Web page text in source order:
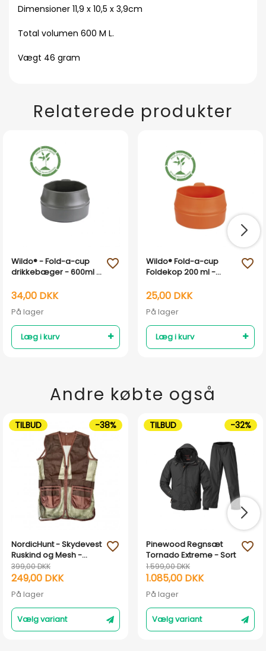
Dimensioner 11,9 x 10,5 x 3,9cm
Total volumen 600 M L.
Vægt 46 gram
Relaterede produkter
Wildo® - Fold-a-cup
drikkebæger - 600ml -
34,00 DKK
På lager
Læg i kurv
favorite_outline
Wildo® Fold-a-cup
Foldekop 200 ml -
25,00 DKK
På lager
Læg i kurv
favorite_outline
Andre købte også
NordicHunt - Skydevest
Ruskind og Mesh -
Grøn/brun
399,00 DKK
249,00 DKK
På lager
Vælg variant
favorite_outline
TILBUD -38%
Pinewood Regnsæt
Tornado Extreme - Sort
1.599,00 DKK
1.085,00 DKK
På lager
Vælg variant
favorite_outline
TILBUD -32%